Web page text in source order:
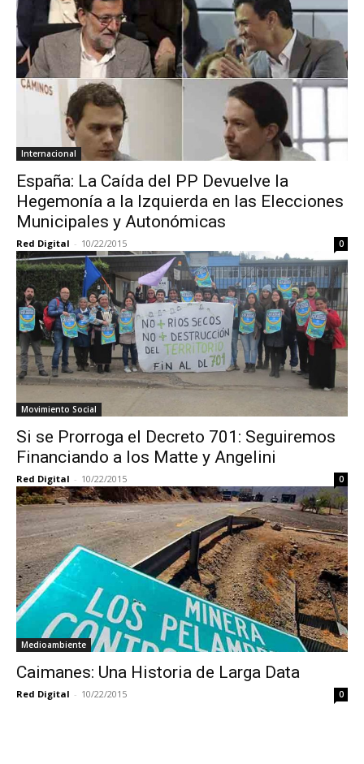
Internacional
España: La Caída del PP Devuelve la
Hegemonía a la Izquierda en las Elecciones
Municipales y Autonómicas
Red Digital - 10/22/2015 0
Movimiento Social
Si se Prorroga el Decreto 701: Seguiremos
Financiando a los Matte y Angelini
Red Digital - 10/22/2015 0
Medioambiente
Caimanes: Una Historia de Larga Data
Red Digital - 10/22/2015 0